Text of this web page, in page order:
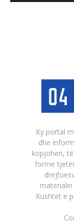
Ky portal
dhe
kopjohen,
forme
Kushtet e